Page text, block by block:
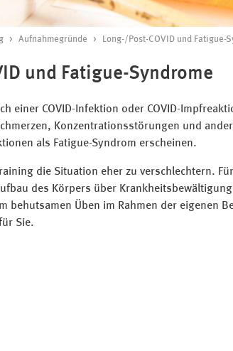
Aufnahmegründe Long-/Post-COVID und Fatigue-
und Fatigue-Syndrome
einer COVID-Infektion oder COVID-
Konzentrationsstörungen und
als Fatigue-Syndrom erscheinen.
die Situation eher zu verschlechtern.
des Körpers über
behutsamen Üben im Rahmen der eigenen
Sie.